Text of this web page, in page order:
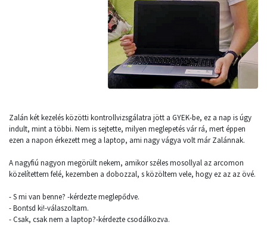
Zalán két kezelés közötti kontrollvizsgálatra jött a GYEK-be, ez a nap is úgy
indult, mint a többi. Nem is sejtette, milyen meglepetés vár rá, mert éppen
ezen a napon érkezett meg a laptop, ami nagy vágya volt már Zalánnak.
A nagyfiú nagyon megörült nekem, amikor széles mosollyal az arcomon
közelítettem felé, kezemben a dobozzal, s közöltem vele, hogy ez az az övé.
- S mi van benne? -kérdezte meglepődve.
- Bontsd ki!-válaszoltam.
- Csak, csak nem a laptop?-kérdezte csodálkozva.